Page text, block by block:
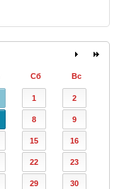
Сб Вс
1 2
8 9
15 16
22 23
29 30